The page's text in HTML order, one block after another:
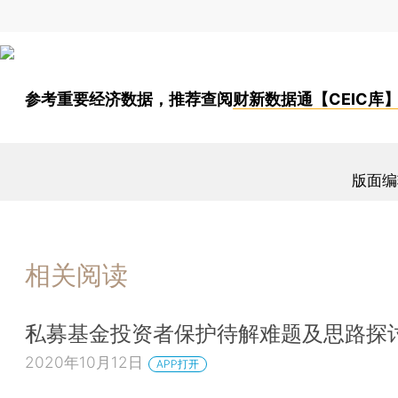
参考重要经济数据，推荐查阅财新数据通【CEIC库】
版面
相关阅读
私募基金投资者保护待解难题及思路探
2020年10月12日 APP打开